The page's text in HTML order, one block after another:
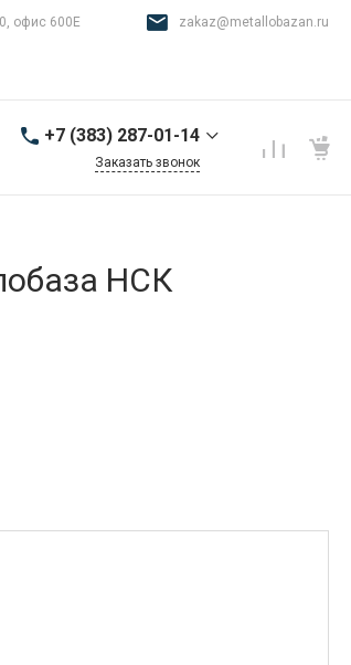
офис 600Е zakaz@metallobazan.ru
+7 (383) 287-01-14
9:00-18:00 пн-пт
Заказать звонок
НСК